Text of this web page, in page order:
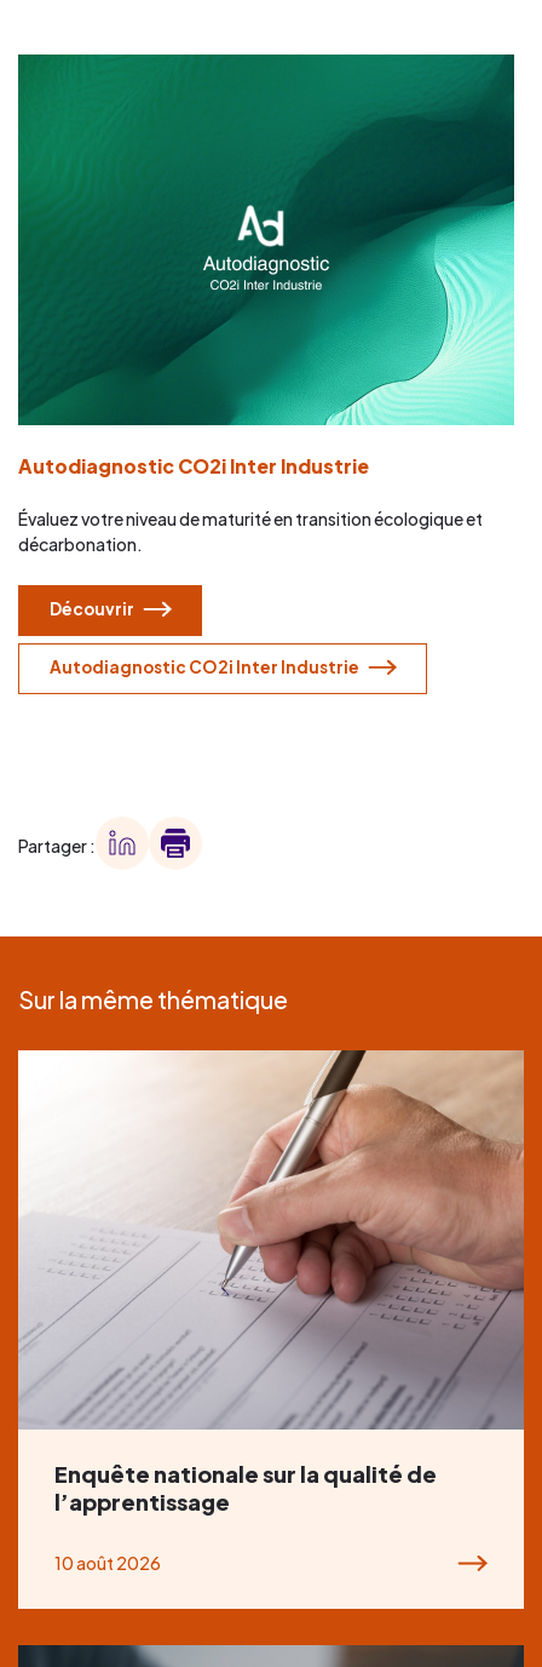
Autodiagnostic CO2i Inter Industrie
Évaluez votre niveau de maturité en transition écologique et
décarbonation.
Découvrir
Autodiagnostic CO2i Inter Industrie
Partager :
Sur la même thématique
Enquête nationale sur la qualité de
l’apprentissage
10 août 2026